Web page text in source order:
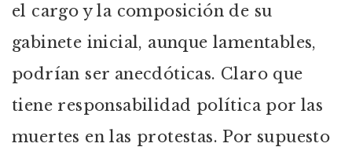
el cargo y la composición de su
gabinete inicial, aunque lamentables,
podrían ser anecdóticas. Claro que
tiene responsabilidad política por las
muertes en las protestas. Por supuesto